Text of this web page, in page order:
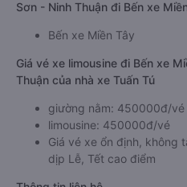
Sơn - Ninh Thuận đi Bến xe
Bến xe Miền Tây
Giá vé xe limousine đi Bến xe
Thuận của nhà xe Tuấn Tú
giường nằm: 450000đ/vé
limousine: 450000đ/vé
Giá vé xe ổn định, không
dịp Lễ, Tết cao điểm